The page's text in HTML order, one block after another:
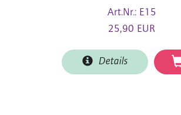
Art.Nr.: E15
25,90 EUR
Details